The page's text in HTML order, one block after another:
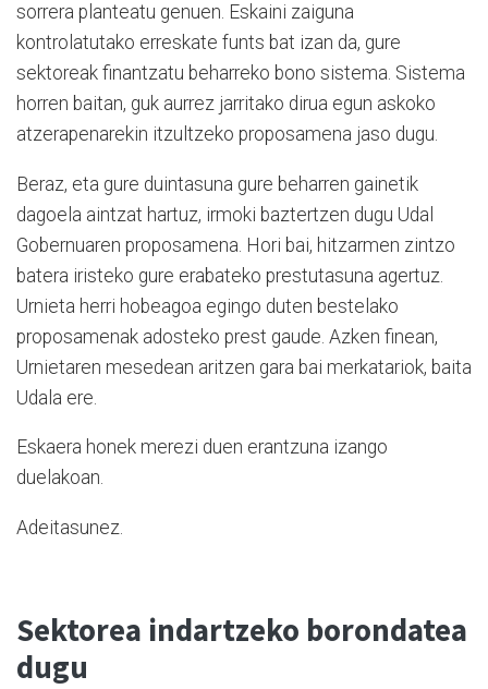
sorrera planteatu genuen. Eskaini zaiguna
kontrolatutako erreskate funts bat izan da, gure
sektoreak finantzatu beharreko bono sistema. Sistema
horren baitan, guk aurrez jarritako dirua egun askoko
atzerapenarekin itzultzeko proposamena jaso dugu.
Beraz, eta gure duintasuna gure beharren gainetik
dagoela aintzat hartuz, irmoki baztertzen dugu Udal
Gobernuaren proposamena. Hori bai, hitzarmen zintzo
batera iristeko gure erabateko prestutasuna agertuz.
Urnieta herri hobeagoa egingo duten bestelako
proposamenak adosteko prest gaude. Azken finean,
Urnietaren mesedean aritzen gara bai merkatariok, baita
Udala ere.
Eskaera honek merezi duen erantzuna izango
duelakoan.
Adeitasunez.
Sektorea indartzeko borondatea
dugu